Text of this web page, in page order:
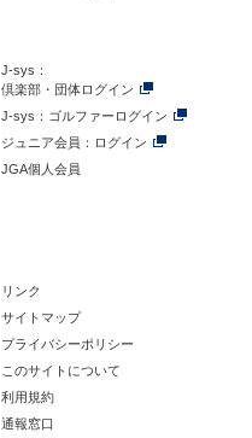
J-sys：
倶楽部・団体ログイン
J-sys：ゴルファーログイン
ジュニア会員：ログイン
JGA個人会員
リンク
サイトマップ
プライバシーポリシー
このサイトについて
利用規約
通報窓口